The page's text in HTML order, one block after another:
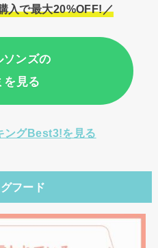
入で最大20%OFF!／
ソンズの
を見る
ングBest3!を見る
フード